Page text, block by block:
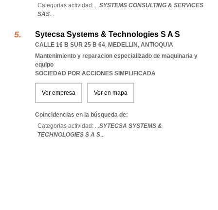
Categorías actividad: ...SYSTEMS CONSULTING & SERVICES
SAS...
Sytecsa Systems & Technologies S A S
CALLE 16 B SUR 25 B 64, MEDELLIN, ANTIOQUIA
Mantenimiento y reparacion especializado de maquinaria y
equipo
SOCIEDAD POR ACCIONES SIMPLIFICADA
Ver empresa Ver en mapa
Coincidencias en la búsqueda de:
Categorías actividad: ...SYTECSA SYSTEMS &
TECHNOLOGIES S A S...